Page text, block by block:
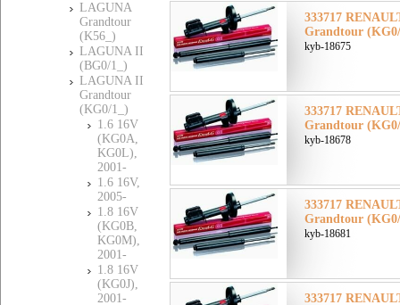
LAGUNA
Grandtour
(K56_)
LAGUNA II
(BG0/1_)
LAGUNA II
Grandtour
(KG0/1_)
1.6 16V
(KG0A,
KG0L),
2001-
1.6 16V,
2005-
1.8 16V
(KG0B,
KG0M),
2001-
1.8 16V
(KG0J),
2001-
333717
Grandtour
kyb-18675
333717
Grandtour
kyb-18678
333717
Grandtour
kyb-18681
333717